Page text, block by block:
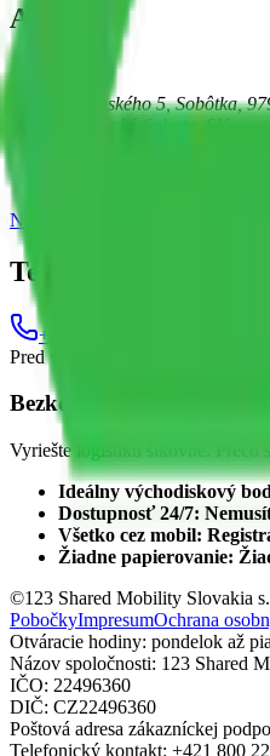
Adresa
Petra Hostinského 5, Sobôtka,
📍 Kde sme: Pri predajni OBI
Navigovať
Telefón
+421 800 221 123
Pred vyhotovením fotografií PO
Bezkontaktná požičovňa
Vyriešte logistiku šikovne.
Ideálny východiskový
Dostupnosť 24/7:
Všetko cez mobil:
Žiadne papierovanie:
©123 Shared Mobility Slovakia
PobočkyImpresumOchrana
Otváracie hodiny: pondelok až
Názov spoločnosti: 123 Shared
IČO: 22496360
DIČ: CZ22496360
Poštová adresa zákazníckej
Telefonický kontakt: +421 800